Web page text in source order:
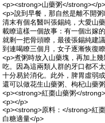
<p><strong>山藥粥</strong></p>
<p>說到早餐，那自然是離不開
清末有個名醫叫張錫純，大愛山
載瞭這樣一個故事：有一個出嫁
就剩一把骨頭瞭，最後張錫純建
到連喝瞭三個月，女子逐漸恢復
<p>煮粥時放入山藥塊，再加上
吃。因為這兩類人群的牙口都不
十分易於消化。此外，脾胃虛弱
還可以做花生山藥粥、枸杞山藥
<p><strong>紅棗山藥粥</
<p></p>
<p><strong>原料：</strong>紅
白糖適量</p>